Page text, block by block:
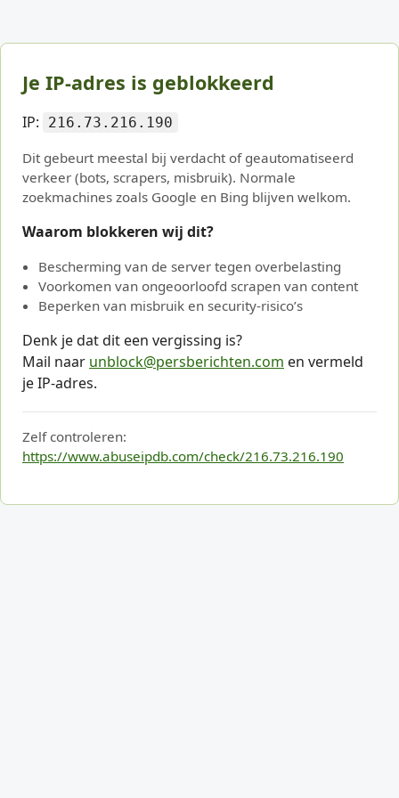
Je IP-adres is geblokkeerd
IP: 216.73.216.190
Dit gebeurt meestal bij verdacht of geautomatiseerd
verkeer (bots, scrapers, misbruik). Normale
zoekmachines zoals Google en Bing blijven welkom.
Waarom blokkeren wij dit?
Bescherming van de server tegen overbelasting
Voorkomen van ongeoorloofd scrapen van content
Beperken van misbruik en security-risico’s
Denk je dat dit een vergissing is?
Mail naar unblock@persberichten.com en vermeld
je IP-adres.
Zelf controleren:
https://www.abuseipdb.com/check/216.73.216.190